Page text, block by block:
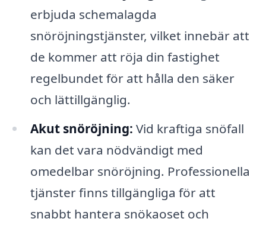
erbjuda schemalagda
snöröjningstjänster, vilket innebär att
de kommer att röja din fastighet
regelbundet för att hålla den säker
och lättillgänglig.
Akut snöröjning: Vid kraftiga snöfall
kan det vara nödvändigt med
omedelbar snöröjning. Professionella
tjänster finns tillgängliga för att
snabbt hantera snökaoset och